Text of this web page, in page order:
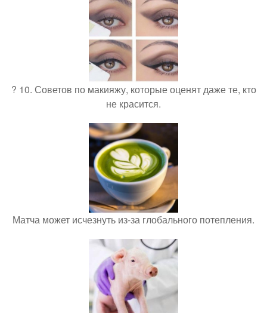
? 10. Советов по макияжу, которые оценят даже те, кто
не красится.
Матча может исчезнуть из-за глобального потепления.